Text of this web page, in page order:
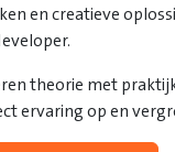
en creatieve
theorie met
ervaring op en